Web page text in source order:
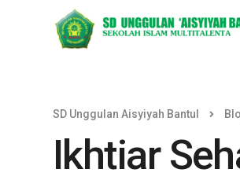
SD Unggulan Aisyiyah Bantul
Ikhtiar